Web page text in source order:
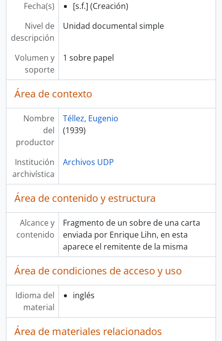
Fecha(s)
[s.f.] (Creación)
Nivel de
descripción
Unidad documental simple
Volumen y
soporte
1 sobre papel
Área de contexto
Nombre
del
productor
Téllez, Eugenio
(1939)
Institución
archivística
Archivos UDP
Área de contenido y estructura
Alcance y
contenido
Fragmento de un sobre de una carta
enviada por Enrique Lihn, en esta
aparece el remitente de la misma
Área de condiciones de acceso y uso
Idioma del
material
inglés
Área de materiales relacionados